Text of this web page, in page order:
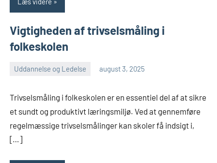
Vigtigheden af trivselsmåling i
folkeskolen
Uddannelse og Ledelse august 3, 2025
Trivselsmåling i folkeskolen er en essentiel del af at sikre
et sundt og produktivt læringsmiljø. Ved at gennemføre
regelmæssige trivselsmålinger kan skoler få indsigt i,
[…]